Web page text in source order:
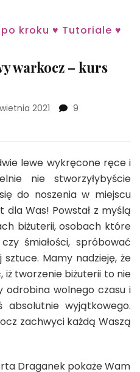
kroku ♥ Tutoriale ♥
warkocz – kurs
2021
9
lewe wykręcone ręce i
nie stworzyłybyście
do noszenia w miejscu
Was! Powstał z myślą
biżuterii, osobach które
śmiałości, spróbować
sztuce. Mamy nadzieję, że
iż tworzenie biżuterii to nie
odrobina wolnego czasu i
wyjątkowego.
zachwyci każdą Waszą
Draganek pokaże Wam